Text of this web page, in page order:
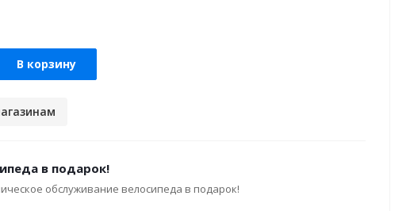
В корзину
в подарок!
обслуживание велосипеда в подарок!